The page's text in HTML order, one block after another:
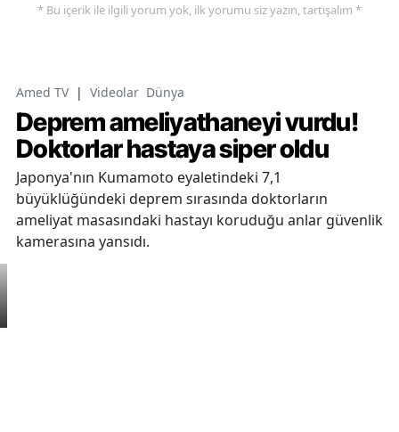
* Bu içerik ile ilgili yorum yok, ilk yorumu siz yazın, tartışalım *
Amed TV | Videolar Dünya
Deprem ameliyathaneyi vurdu!
Doktorlar hastaya siper oldu
Japonya'nın Kumamoto eyaletindeki 7,1
büyüklüğündeki deprem sırasında doktorların
ameliyat masasındaki hastayı koruduğu anlar güvenlik
kamerasına yansıdı.